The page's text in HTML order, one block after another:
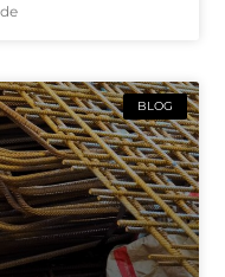
BLOG